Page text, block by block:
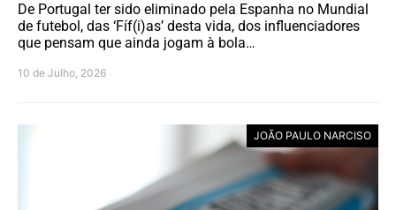
De Portugal ter sido eliminado pela Espanha no Mundial
de futebol, das ‘Fíf(i)as’ desta vida, dos influenciadores
que pensam que ainda jogam à bola…
10 de Julho, 2026
JOÃO PAULO NARCISO